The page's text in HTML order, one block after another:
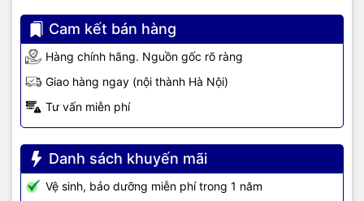
Cam kết bán hàng
Hàng chính hãng. Nguồn gốc rõ ràng
Giao hàng ngay (nội thành Hà Nội)
Tư vấn miễn phí
Danh sách khuyến mãi
Vệ sinh, bảo dưỡng miễn phí trong 1 năm